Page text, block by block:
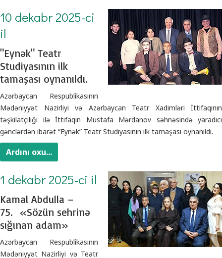
10 dekabr 2025-ci
il
"Eynək" Teatr
Studiyasının ilk
tamaşası oynanıldı.
Azərbaycan Respublikasının
Mədəniyyət Nazirliyi və Azərbaycan Teatr Xadimləri İttifaqının
təşkilatçılığı ilə İttifaqın Mustafa Mərdanov səhnəsində yaradıcı
gənclərdən ibarət “Eynək” Teatr Studiyasının ilk tamaşası oynanıldı.
Ardını oxu...
1 dekabr 2025-ci il
Kamal Abdulla –
75. «Sözün sehrinə
sığınan adam»
Azərbaycan Respublikasının
Mədəniyyət Nazirliyi və Teatr